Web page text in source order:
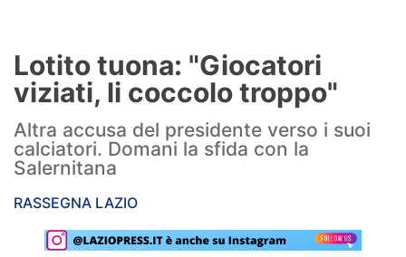
Formello
Infortuni
Primavera
Calciomercato
Lazio Women
Lotito tuona: "Giocatori
viziati, li coccolo troppo"
Altra accusa del presidente verso i suoi
calciatori. Domani la sfida con la
Salernitana
RASSEGNA LAZIO